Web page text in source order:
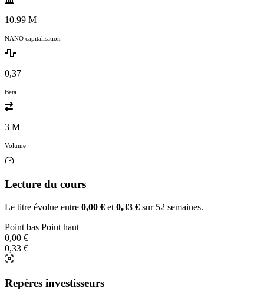
10.99 M
NANO capitalisation
0,37
Beta
3 M
Volume
Lecture du cours
Le titre évolue entre 0,00 € et 0,33 € sur 52 semaines.
Point bas Point haut
0,00 €
0,33 €
Repères investisseurs